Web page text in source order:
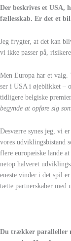
Der beskrives et USA,
fællesskab. Er det et
Jeg frygter, at det kan
vi ikke passer på,
Men Europa har et
ser i USA i øjeblikket –
tidligere belgiske
begynde at opføre sig
Desværre synes jeg, vi
vores udviklingsbistand
flere europæiske lande
netop halveret
eneste vinder i det spil
tætte partnerskaber med
Du trækker paralleller